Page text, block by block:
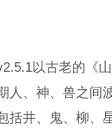
以古老的《
人、神、兽之间
括井、鬼、柳、